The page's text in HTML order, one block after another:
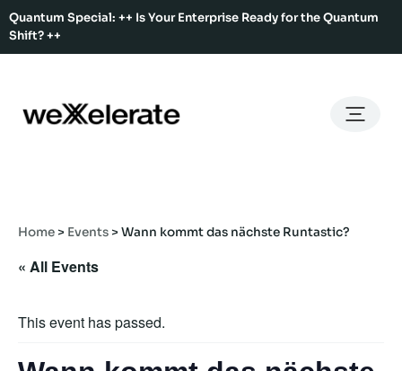
Quantum Special: ++ Is Your Enterprise Ready for the Quantum
Shift? ++
Ecosystem
Back
Co-Working
Rent An Event Space
Innovation Services
Back
Ecosystem Map
Back
Our Team
Home > Events > Wann kommt das nächste Runtastic?
« All Events
This event has passed.